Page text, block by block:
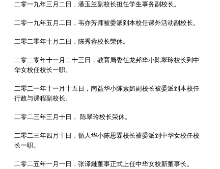
二零一九年三 月二日，潘玉兰副校长担任学生事务副校长。
二零一九年五月二日，韦亦芳师被委派到本校任课外活动副校长。
二零二零年十月二日，陈秀蓉校长荣休。
二零二零年十一月二十三日，教育局委任龙邦华小陈翠玲校长到中
华女校任校长一职。
二零二一年十一月十五日，南益华小陈素媚副校长被委派到本校任
行政与课程副校长。
二零二三年三月十日， 陈翠玲校长荣休。
二零二三年四月十日，循人华小陈思霖校长被委派到中华女校任校
长一职。
二零二五年一月一日 ，张泽鏈董事正式上任中华女校新董事长。